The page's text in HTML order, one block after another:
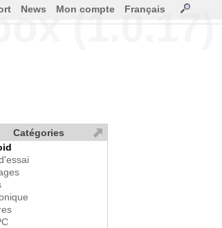
(1.0.17)
News Mon compte Français
Catégories